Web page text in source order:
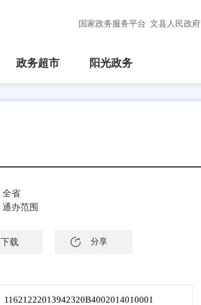
国家政务服务平台 文县人民政府
政务超市 阳光政务
全省
通办范围
下载 分享
11621222013942320B4002014010001